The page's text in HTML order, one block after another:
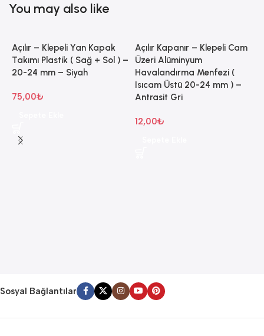
You may also like
Açılır – Klepeli Yan Kapak
Takımı Plastik ( Sağ + Sol ) –
20-24 mm – Siyah
75,00₺
Açılır Kapanır – Klepeli Cam
Üzeri Alüminyum
Havalandırma Menfezi (
Isıcam Üstü 20-24 mm ) –
Antrasit Gri
12,00₺
Sosyal Bağlantılar